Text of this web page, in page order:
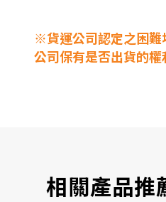
※貨運公司認定之困難
公司保有是否出貨的權
相關產品推